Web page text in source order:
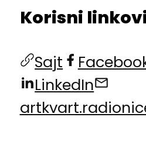
Korisni
Sajt
LinkedIn